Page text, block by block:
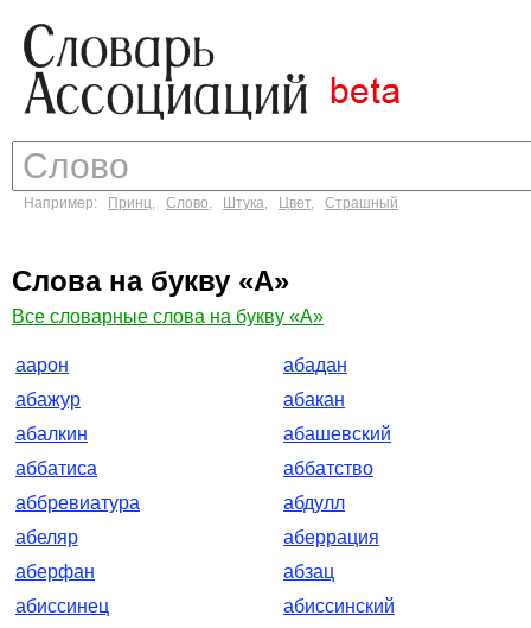
Например: Принц, Слово, Штука, Цвет, Страшный
Слова на букву «А»
Все словарные слова на букву «А»
аарон
абадан
абажур
абакан
абалкин
абашевский
аббатиса
аббатство
аббревиатура
абдулл
абеляр
аберрация
аберфан
абзац
абиссинец
абиссинский